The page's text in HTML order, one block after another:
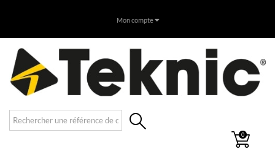
Mon compte
0